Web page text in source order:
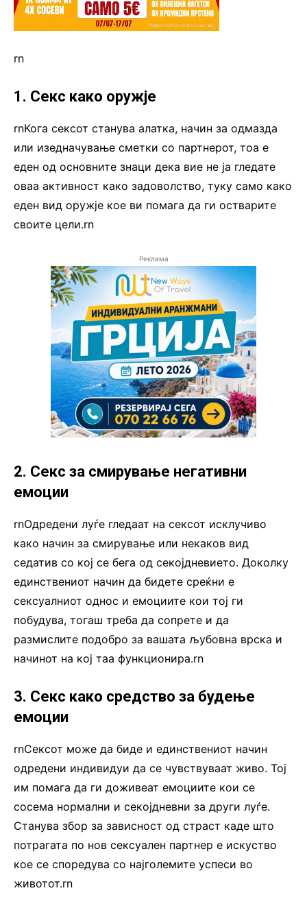
rn
1. Секс како оружје
rnКога сексот станува алатка, начин за одмазда
или изедначување сметки со партнерот, тоа е
еден од основните знаци дека вие не ја гледате
оваа активност како задоволство, туку само како
еден вид оружје кое ви помага да ги остварите
своите цели.rn
Реклама
2. Секс за смирување негативни
емоции
rnОдредени луѓе гледаат на сексот исклучиво
како начин за смирување или некаков вид
седатив со кој се бега од секојдневието. Доколку
единствениот начин да бидете среќни е
сексуалниот однос и емоциите кои тој ги
побудува, тогаш треба да сопрете и да
размислите подобро за вашата љубовна врска и
начинот на кој таа функционира.rn
3. Секс како средство за будење
емоции
rnСексот може да биде и единствениот начин
одредени индивидуи да се чувствуваат живо. Тој
им помага да ги доживеат емоциите кои се
сосема нормални и секојдневни за други луѓе.
Станува збор за зависност од страст каде што
потрагата по нов сексуален партнер е искуство
кое се споредува со најголемите успеси во
животот.rn